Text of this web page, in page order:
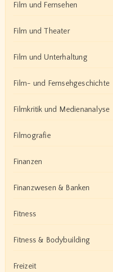
Film und Fernsehen
Film und Theater
Film und Unterhaltung
Film- und Fernsehgeschichte
Filmkritik und Medienanalyse
Filmografie
Finanzen
Finanzwesen & Banken
Fitness
Fitness & Bodybuilding
Freizeit